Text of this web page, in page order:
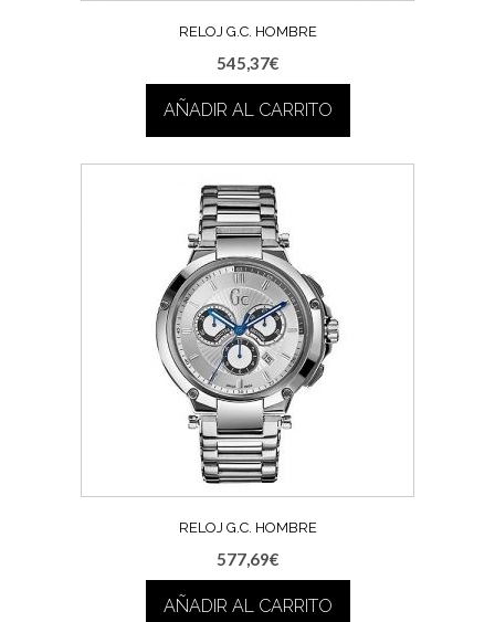
RELOJ G.C. HOMBRE
545,37€
AÑADIR AL CARRITO
RELOJ G.C. HOMBRE
577,69€
AÑADIR AL CARRITO